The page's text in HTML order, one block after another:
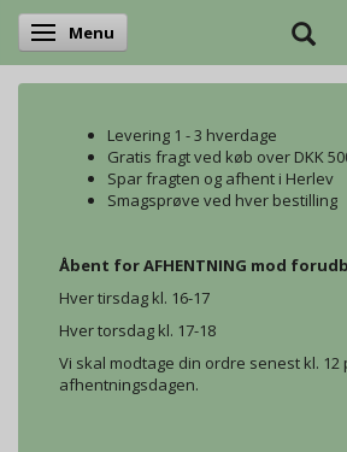
Skifte navigation
Menu
Levering 1 - 3 hverdage
Gratis fragt ved køb over DKK
Spar fragten og afhent i Herlev
Smagsprøve ved hver bestilling
Åbent for AFHENTNING mod
Hver tirsdag kl. 16-17
Hver torsdag kl. 17-18
Vi skal modtage din ordre senest kl. 12
afhentningsdagen.